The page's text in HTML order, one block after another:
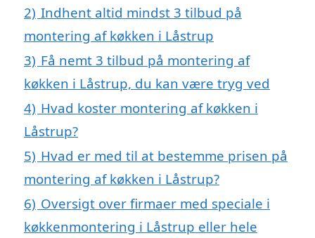
2) Indhent altid mindst 3 tilbud på
montering af køkken i Låstrup
3) Få nemt 3 tilbud på montering af
køkken i Låstrup, du kan være tryg ved
4) Hvad koster montering af køkken i
Låstrup?
5) Hvad er med til at bestemme prisen på
montering af køkken i Låstrup?
6) Oversigt over firmaer med speciale i
køkkenmontering i Låstrup eller hele